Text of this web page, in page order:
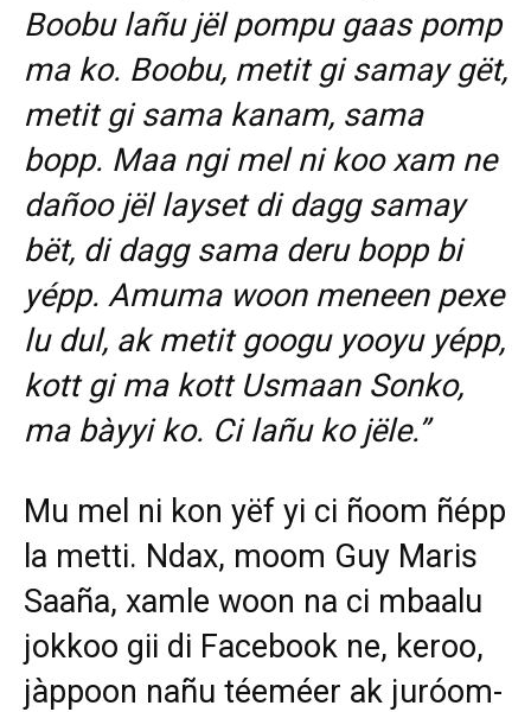
Boobu lañu jël pompu gaas pomp
ma ko. Boobu, metit gi samay gët,
metit gi sama kanam, sama
bopp. Maa ngi mel ni koo xam ne
dañoo jël layset di dagg samay
bët, di dagg sama deru bopp bi
yépp. Amuma woon meneen pexe
lu dul, ak metit googu yooyu yépp,
kott gi ma kott Usmaan Sonko,
ma bàyyi ko. Ci lañu ko jële.”
Mu mel ni kon yëf yi ci ñoom ñépp
la metti. Ndax, moom Guy Maris
Saaña, xamle woon na ci mbaalu
jokkoo gii di Facebook ne, keroo,
jàppoon nañu téeméer ak juróom-